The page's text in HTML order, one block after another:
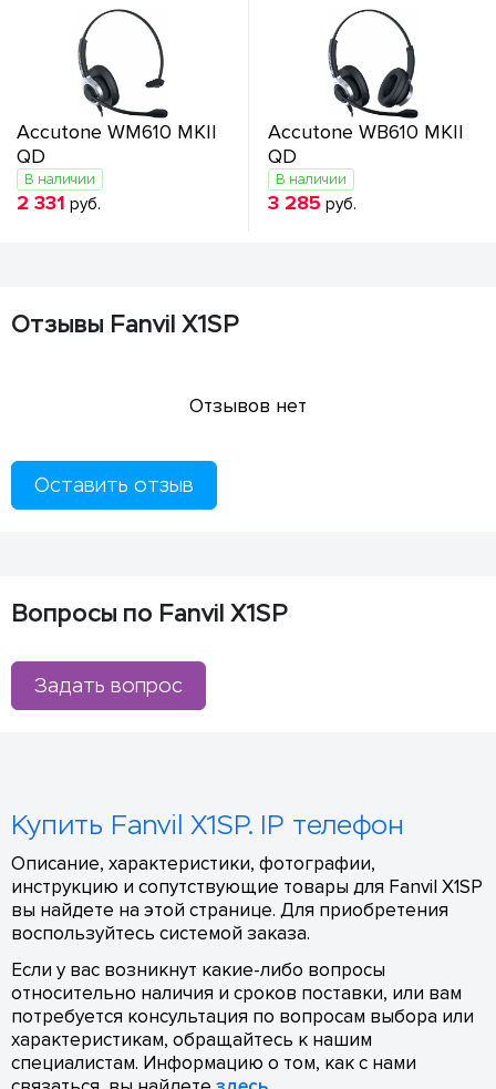
Accutone WM610 MKII
QD
В наличии
2 331 руб.
Accutone WB610 MKII
QD
В наличии
3 285 руб.
Отзывы Fanvil X1SP
Отзывов нет
Оставить отзыв
Вопросы по Fanvil X1SP
Задать вопрос
Купить Fanvil X1SP. IP телефон
Описание, характеристики, фотографии,
инструкцию и сопутствующие товары для Fanvil X1SP
вы найдете на этой странице. Для приобретения
воспользуйтесь системой заказа.
Если у вас возникнут какие-либо вопросы
относительно наличия и сроков поставки, или вам
потребуется консультация по вопросам выбора или
характеристикам, обращайтесь к нашим
специалистам. Информацию о том, как с нами